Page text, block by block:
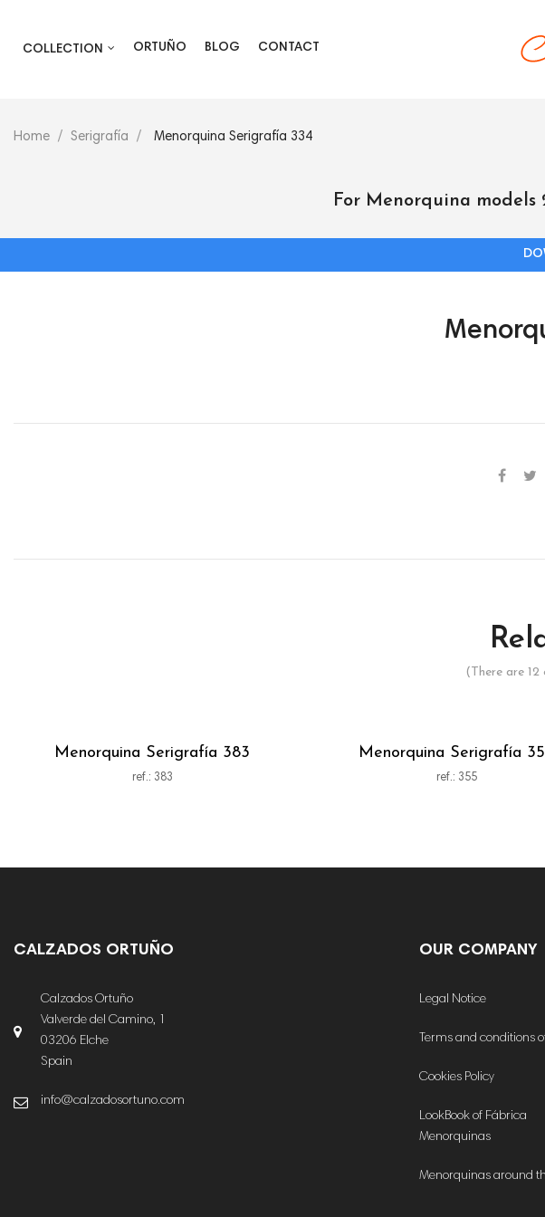
COLLECTION ORTUÑO BLOG CONTACT
Home Serigrafía Menorquina Serigrafía 334
For Menorquina models
(There are
Menorquina Serigrafía 383
ref.: 383
Menorquina Serigrafía
ref.: 355
CALZADOS ORTUÑO
Calzados Ortuño
Valverde del Camino, 1
03206 Elche
Spain
info@calzadosortuno.com
OUR COMPANY
Legal Notice
Terms and conditions
Cookies Policy
LookBook of Fábrica
Menorquinas
Menorquinas around